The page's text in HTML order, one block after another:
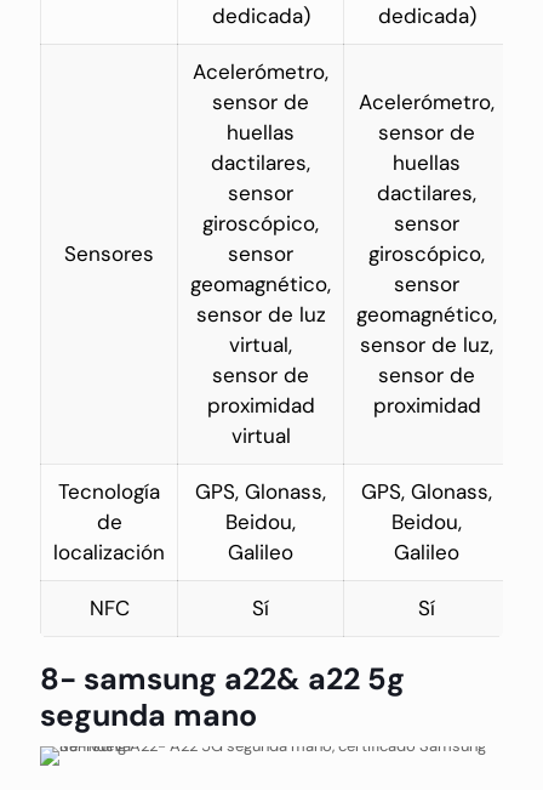
dedicada)
dedicada)
Sensores
Acelerómetro,
sensor de
huellas
dactilares,
sensor
giroscópico,
sensor
geomagnético,
sensor de luz
virtual,
sensor de
proximidad
virtual
Acelerómetro,
sensor de
huellas
dactilares,
sensor
giroscópico,
sensor
geomagnético,
sensor de luz,
sensor de
proximidad
Tecnología
de
localización
GPS, Glonass,
Beidou,
Galileo
GPS, Glonass,
Beidou,
Galileo
NFC Sí Sí
8- samsung a22& a22 5g
segunda mano